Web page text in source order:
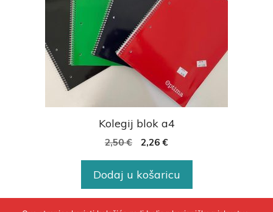
Kolegij blok a4
2,50€ 2,26 €
Dodaj u košaricu